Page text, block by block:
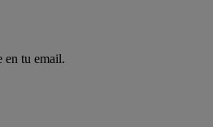
en tu email.